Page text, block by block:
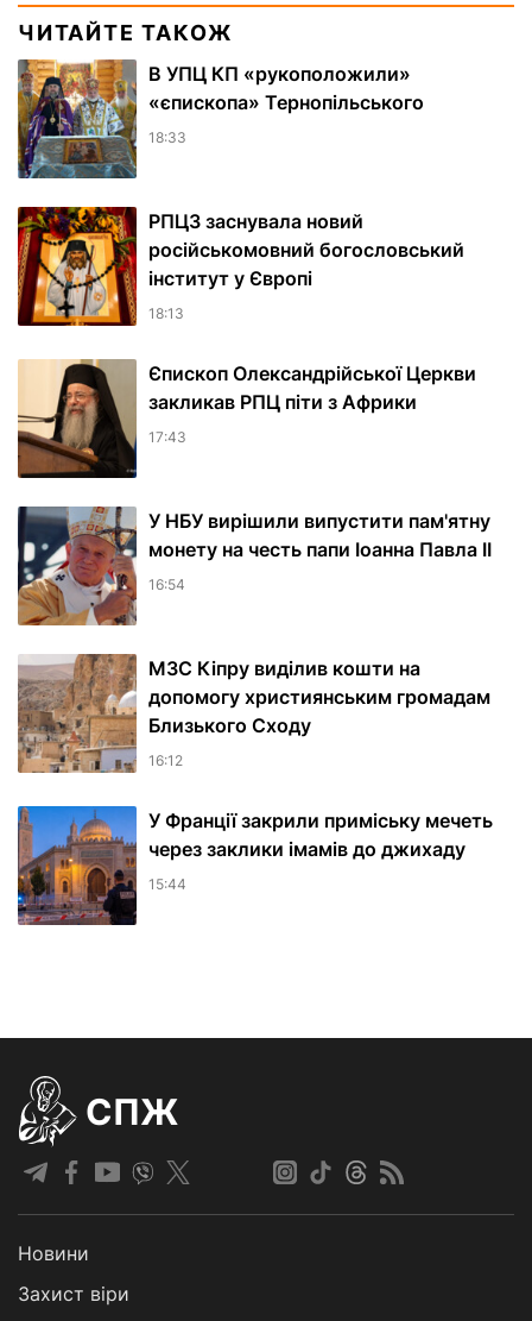
ЧИТАЙТЕ ТАКОЖ
В УПЦ КП «рукоположили»
«єпископа» Тернопільського
18:33
РПЦЗ заснувала новий
російськомовний богословський
інститут у Європі
18:13
Єпископ Олександрійської Церкви
закликав РПЦ піти з Африки
17:43
У НБУ вирішили випустити пам'ятну
монету на честь папи Іоанна Павла II
16:54
МЗС Кіпру виділив кошти на
допомогу християнським громадам
Близького Сходу
16:12
У Франції закрили приміську мечеть
через заклики імамів до джихаду
15:44
СПЖ
Новини
Захист віри